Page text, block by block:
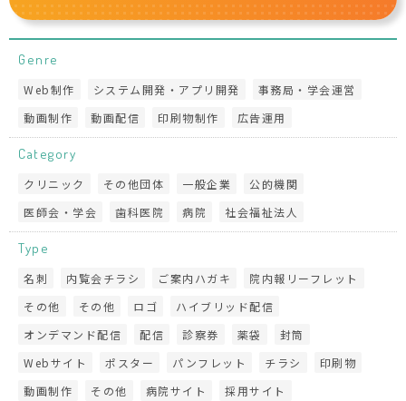
Genre
Web制作 システム開発・アプリ開発
事務局・学会運営
動画制作
動画配信 印刷物制作 広告運用
Category
クリニック その他団体 一般企業
公的機関
医師会・学会
歯科医院 病院 社会福祉法人
Type
名刺 内覧会チラシ ご案内ハガキ
院内報リーフレット
その他
その他 ロゴ
ハイブリッド配信
オンデマンド配信
配信 診察券 薬袋
封筒
Webサイト
ポスター パンフレット チラシ
印刷物
動画制作
その他 病院サイト
採用サイト